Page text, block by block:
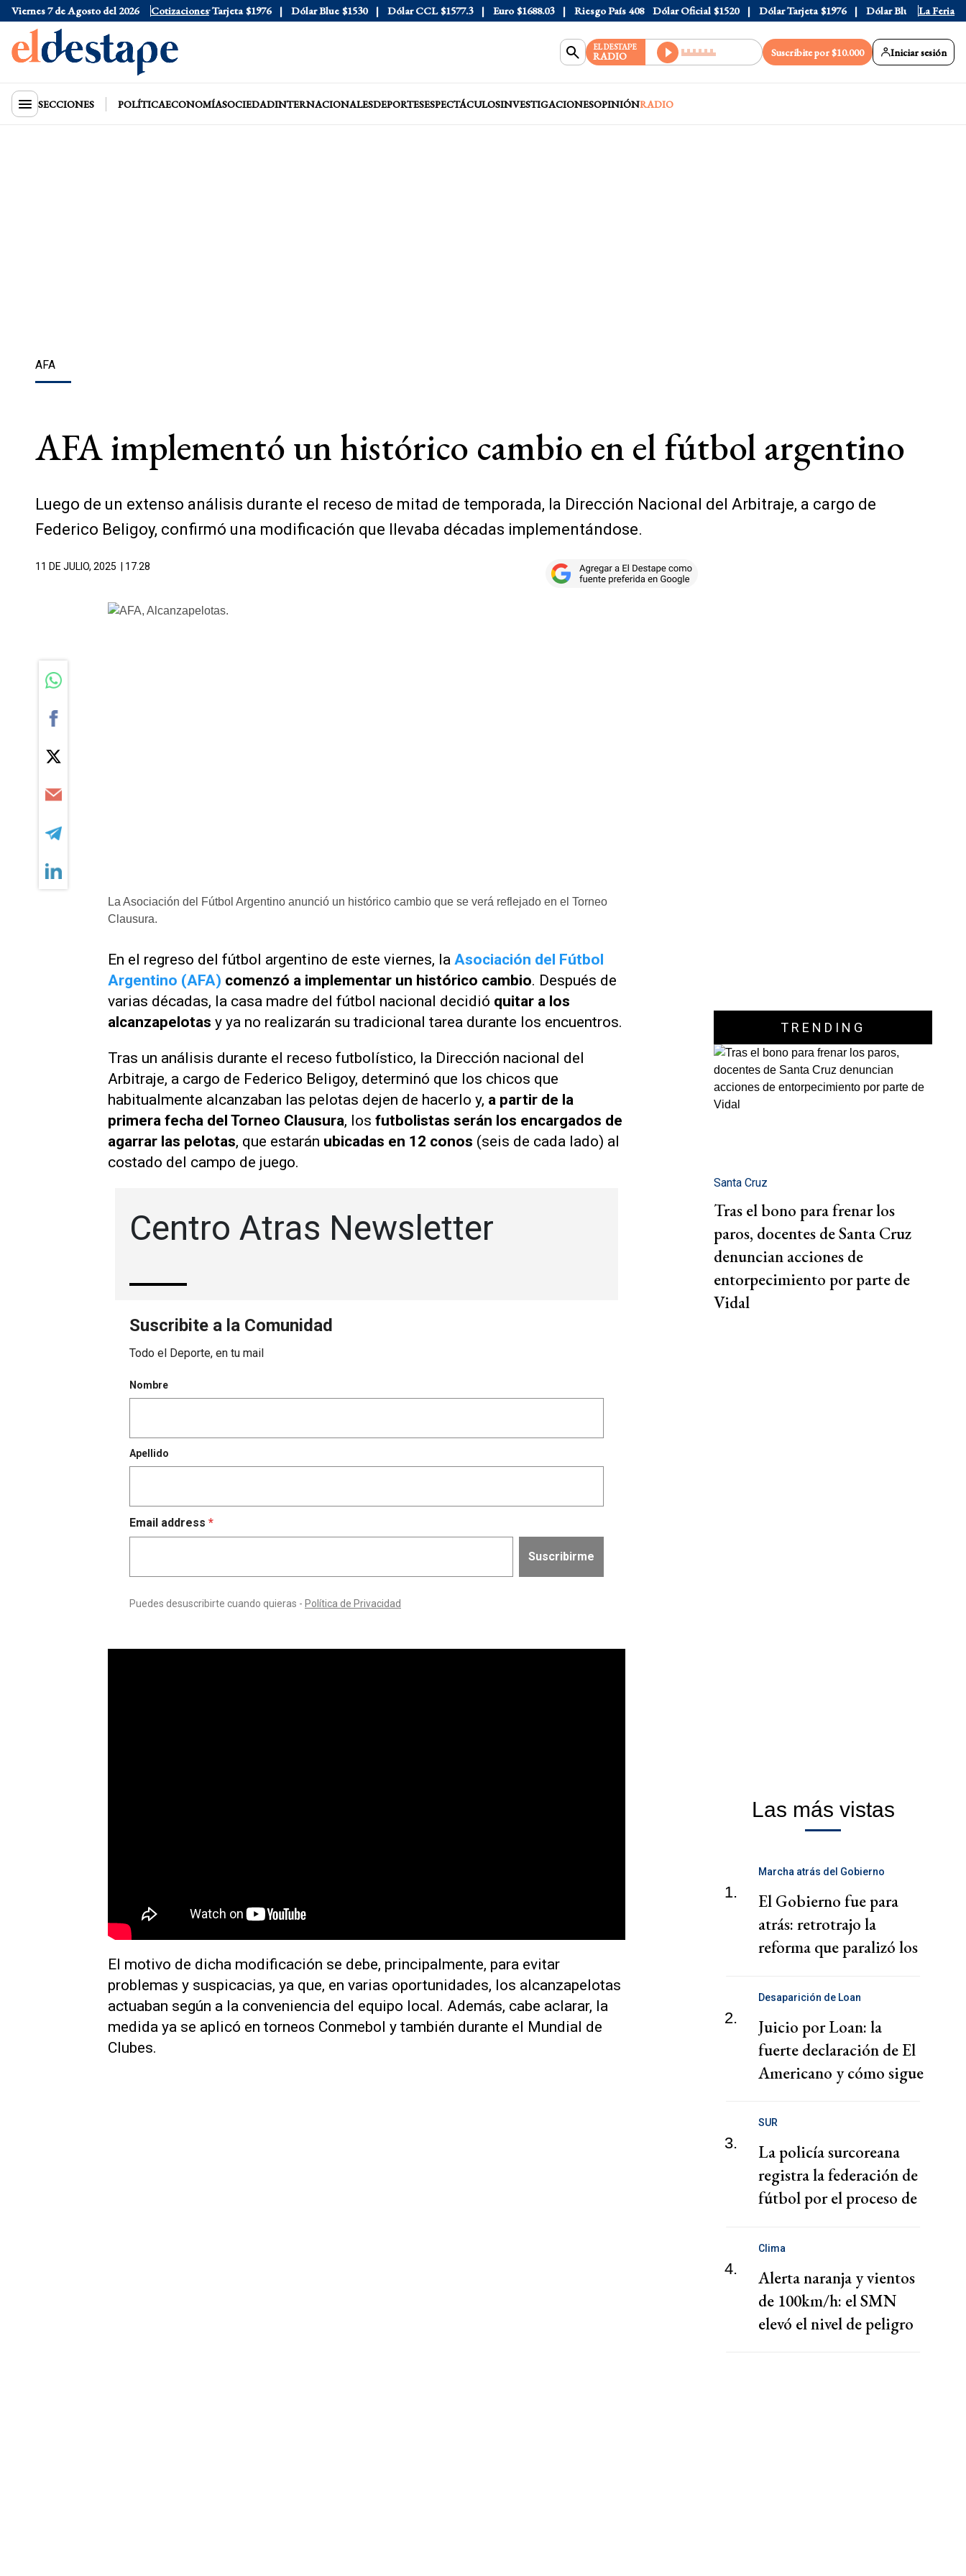
Viernes 7 de Agosto del 2026 Cotizaciones
Dólar Oficial $1520 Dólar Tarjeta $1976 Dólar Blue $1530 Dólar CCL $1577.3 Euro $1688.03 Riesgo País 408 Dólar Oficial $1520 Dólar Tarjeta $1976 Dólar Blue $1530La Feria
EL DESTAPE
RADIO Suscribite por $10.000 Iniciar sesión
SECCIONES POLÍTICAECONOMÍASOCIEDADINTERNACIONALESDEPORTESESPECTÁCULOSINVESTIGACIONESOPINIÓNRADIO
AFA
AFA implementó un histórico cambio en el fútbol argentino
Luego de un extenso análisis durante el receso de mitad de temporada, la Dirección Nacional del Arbitraje, a cargo de
Federico Beligoy, confirmó una modificación que llevaba décadas implementándose.
11 DE JULIO, 2025 | 17.28
La Asociación del Fútbol Argentino anunció un histórico cambio que se verá reflejado en el Torneo
Clausura.
En el regreso del fútbol argentino de este viernes, la Asociación del Fútbol
Argentino (AFA) comenzó a implementar un histórico cambio. Después de
varias décadas, la casa madre del fútbol nacional decidió quitar a los
alcanzapelotas y ya no realizarán su tradicional tarea durante los encuentros.
Tras un análisis durante el receso futbolístico, la Dirección nacional del
Arbitraje, a cargo de Federico Beligoy, determinó que los chicos que
habitualmente alcanzaban las pelotas dejen de hacerlo y, a partir de la
primera fecha del Torneo Clausura, los futbolistas serán los encargados de
agarrar las pelotas, que estarán ubicadas en 12 conos (seis de cada lado) al
costado del campo de juego.
El motivo de dicha modificación se debe, principalmente, para evitar
problemas y suspicacias, ya que, en varias oportunidades, los alcanzapelotas
actuaban según a la conveniencia del equipo local. Además, cabe aclarar, la
medida ya se aplicó en torneos Conmebol y también durante el Mundial de
Clubes.
TRENDING
Santa Cruz
Tras el bono para frenar los
paros, docentes de Santa Cruz
denuncian acciones de
entorpecimiento por parte de
Vidal
Las más vistas
1.
Marcha atrás del Gobierno
El Gobierno fue para
atrás: retrotrajo la
reforma que paralizó los
2.
Desaparición de Loan
Juicio por Loan: la
fuerte declaración de El
Americano y cómo sigue
3.
SUR
La policía surcoreana
registra la federación de
fútbol por el proceso de
4.
Clima
Alerta naranja y vientos
de 100km/h: el SMN
elevó el nivel de peligro